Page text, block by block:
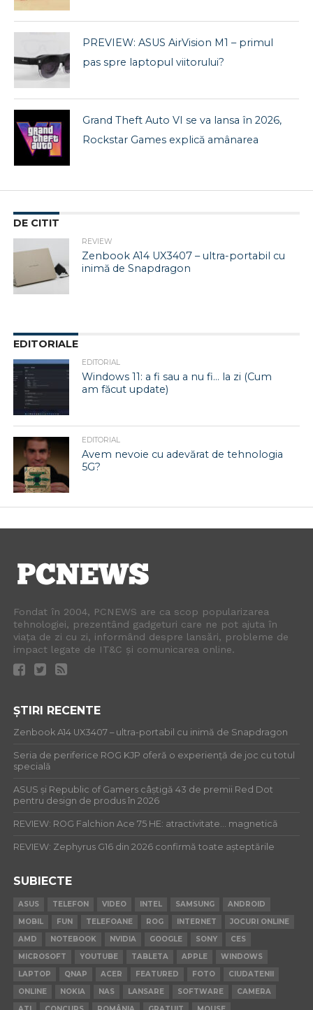
PREVIEW: ASUS AirVision M1 – primul
pas spre laptopul viitorului?
Grand Theft Auto VI se va lansa în 2026,
Rockstar Games explică amânarea
DE CITIT
REVIEW
Zenbook A14 UX3407 – ultra-portabil cu
inimă de Snapdragon
EDITORIALE
EDITORIAL
Windows 11: a fi sau a nu fi… la zi (Cum
am făcut update)
EDITORIAL
Avem nevoie cu adevărat de tehnologia
5G?
Fondat în 2004, PCNEWS are ca scop popularizarea
tehnologiei, prezentând gadgeturi care ne pot ajuta în
viața de zi cu zi, informând despre lansări, probleme de
impact legate de IT&C și comunicarea online.
ȘTIRI RECENTE
Zenbook A14 UX3407 – ultra-portabil cu inimă de Snapdragon
Seria de periferice ROG KJP oferă o experiență de joc cu totul
specială
ASUS și Republic of Gamers câștigă 43 de premii Red Dot
pentru design de produs în 2026
REVIEW: ROG Falchion Ace 75 HE: atractivitate… magnetică
REVIEW: Zephyrus G16 din 2026 confirmă toate așteptările
SUBIECTE
ASUS TELEFON VIDEO INTEL SAMSUNG
ANDROID
MOBIL
FUN TELEFOANE ROG INTERNET
JOCURI ONLINE
AMD
NOTEBOOK NVIDIA GOOGLE SONY
CES
MICROSOFT
YOUTUBE TABLETA APPLE
WINDOWS
LAPTOP
QNAP ACER FEATURED FOTO
CIUDATENII
ONLINE
NOKIA NAS LANSARE SOFTWARE
CAMERA